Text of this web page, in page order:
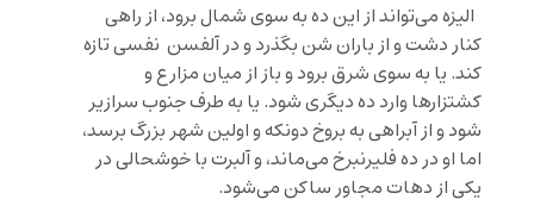
الیزه می‌تواند از این ده به سوی شمال برود، از راهی
کنار دشت و از باران شن بگذرد و در آلفسن نفسی تازه
کند. یا به سوی شرق برود و باز از میان مزارع و
کشتزارها وارد ده دیگری شود. یا به طرف جنوب سرازیر
شود و از آبراهی به بروخ دونکه و اولین شهر بزرگ برسد،
اما او در ده فلیرنبرخ می‌ماند، و آلبرت با خوشحالی در
یکی از دهات مجاور ساکن می‌شود.